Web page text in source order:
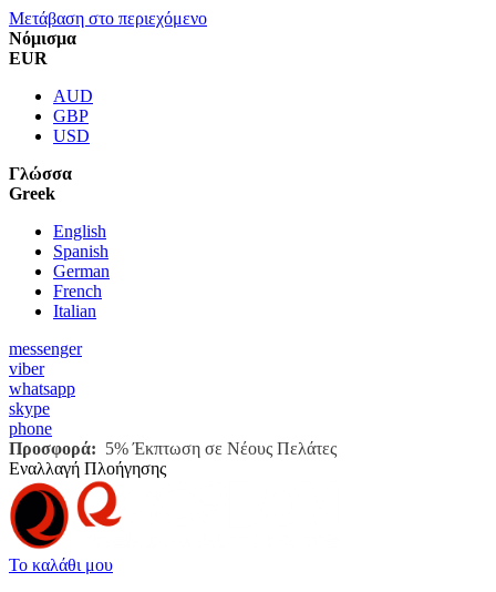
Μετάβαση στο περιεχόμενο
Νόμισμα
EUR
AUD
GBP
USD
Γλώσσα
Greek
English
Spanish
German
French
Italian
messenger
viber
whatsapp
skype
phone
Προσφορά: 5% Έκπτωση σε Νέους Πελάτες
Εναλλαγή Πλοήγησης
Το καλάθι μου